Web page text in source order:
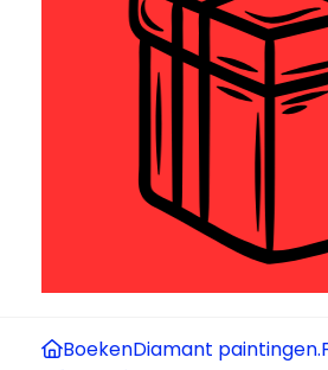
BoekenDiamant paintingen.